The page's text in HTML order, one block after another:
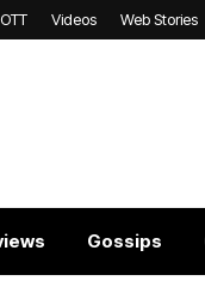
OTT Videos Web Stories
Gossips